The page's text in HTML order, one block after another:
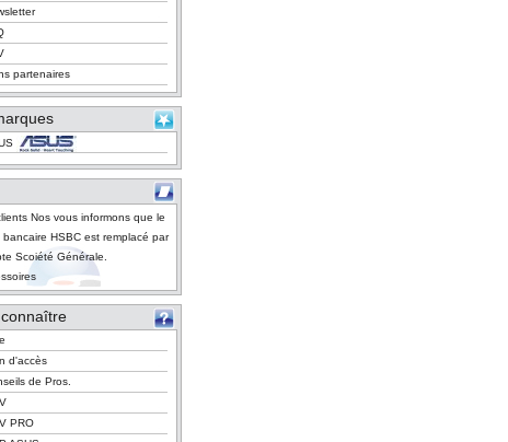
partenaires
Nos vous informons que le
bancaire HSBC est remplacé par
Scoiété Générale.
d'accès
de Pros.
PRO